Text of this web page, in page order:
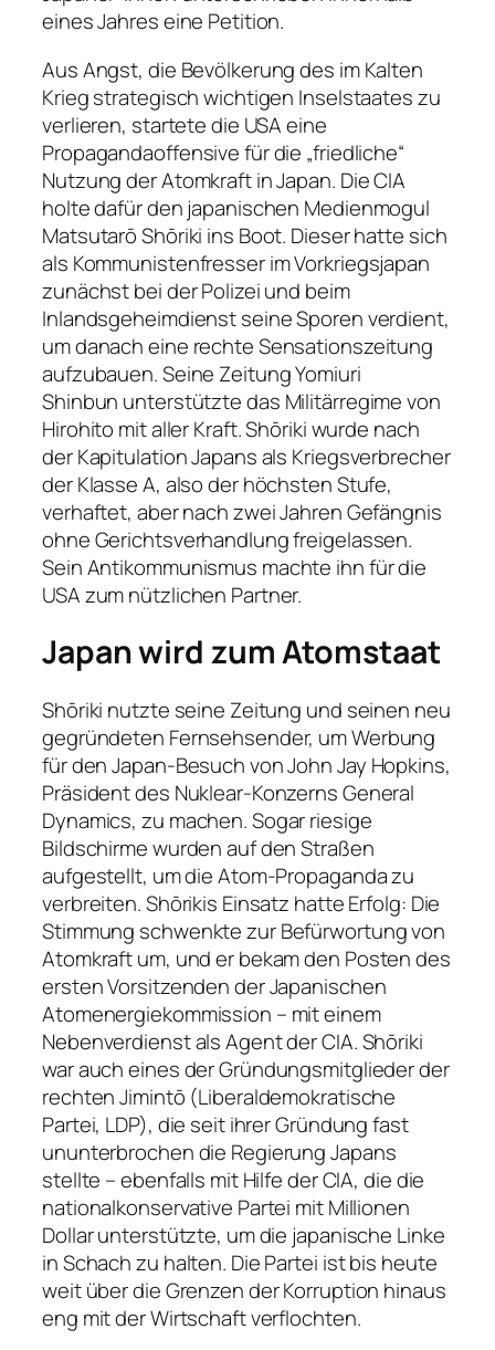
eines Jahres eine Petition.
Aus Angst, die Bevölkerung des im Kalten
Krieg strategisch wichtigen Inselstaates zu
verlieren, startete die USA eine
Propagandaoffensive für die „friedliche“
Nutzung der Atomkraft in Japan. Die CIA
holte dafür den japanischen Medienmogul
Matsutarō Shōriki ins Boot. Dieser hatte sich
als Kommunistenfresser im Vorkriegsjapan
zunächst bei der Polizei und beim
Inlandsgeheimdienst seine Sporen verdient,
um danach eine rechte Sensationszeitung
aufzubauen. Seine ZeitungYomiuri
Shinbun unterstützte das Militärregime von
Hirohito mit aller Kraft. Shōriki wurde nach
der Kapitulation Japans als Kriegsverbrecher
der Klasse A, also der höchsten Stufe,
verhaftet, aber nach zwei Jahren Gefängnis
ohne Gerichtsverhandlung freigelassen.
Sein Antikommunismus machte ihn für die
USA zum nützlichen Partner.
Japan wird zum Atomstaat
Shōriki nutzte seine Zeitung und seinen neu
gegründeten Fernsehsender, um Werbung
für den Japan-Besuch von John Jay Hopkins,
Präsident des Nuklear-Konzerns General
Dynamics, zu machen. Sogar riesige
Bildschirme wurden auf den Straßen
aufgestellt, um die Atom-Propaganda zu
verbreiten. Shōrikis Einsatz hatte Erfolg: Die
Stimmung schwenkte zur Befürwortung von
Atomkraft um, und er bekam den Posten des
ersten Vorsitzenden der Japanischen
Atomenergiekommission – mit einem
Nebenverdienst als Agent der CIA. Shōriki
war auch eines der Gründungsmitglieder der
rechten Jimintō (Liberaldemokratische
Partei, LDP), die seit ihrer Gründung fast
ununterbrochen die Regierung Japans
stellte – ebenfalls mit Hilfe der CIA, die die
nationalkonservative Partei mit Millionen
Dollar unterstützte, um die japanische Linke
in Schach zu halten. Die Partei ist bis heute
weit über die Grenzen der Korruption hinaus
eng mit der Wirtschaft verflochten.